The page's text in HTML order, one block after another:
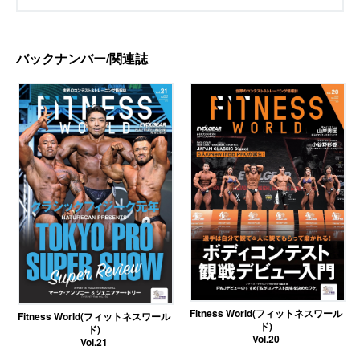
バックナンバー/関連誌
Fitness World(フィットネスワール
ド)
Vol.21
Fitness World(フィットネスワール
ド)
Vol.20